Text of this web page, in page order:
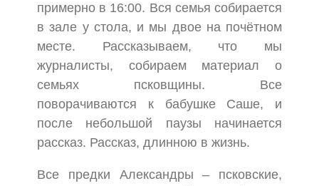
примерно в 16:00. Вся семья собирается
в зале у стола, и мы двое на почётном
месте. Рассказываем, что мы
журналисты, собираем материал о
семьях псковщины. Все
поворачиваются к бабушке Саше, и
после небольшой паузы начинается
рассказ. Рассказ, длинною в жизнь.
Все предки Александры – псковские,